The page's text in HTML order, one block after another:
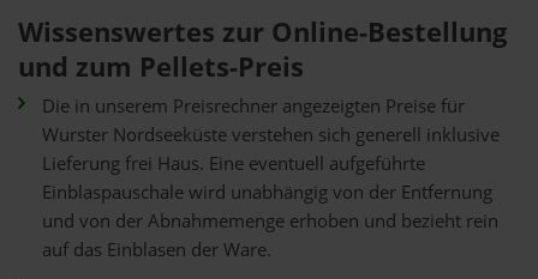
Wissenswertes zur Online-Bestellung
und zum Pellets-Preis
Die in unserem Preisrechner angezeigten Preise für
Wurster Nordseeküste verstehen sich generell inklusive
Lieferung frei Haus. Eine eventuell aufgeführte
Einblaspauschale wird unabhängig von der Entfernung
und von der Abnahmemenge erhoben und bezieht rein
auf das Einblasen der Ware.